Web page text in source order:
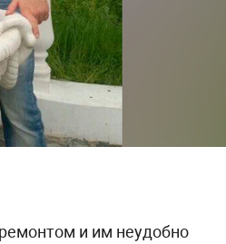
и им неудобно